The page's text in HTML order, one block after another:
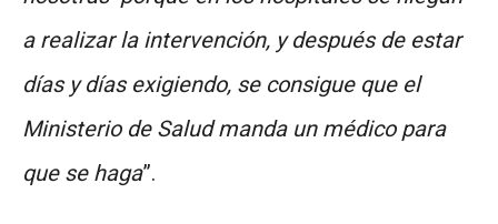
a realizar la intervención, y después de estar
días y días exigiendo, se consigue que el
Ministerio de Salud manda un médico para
que se haga”.